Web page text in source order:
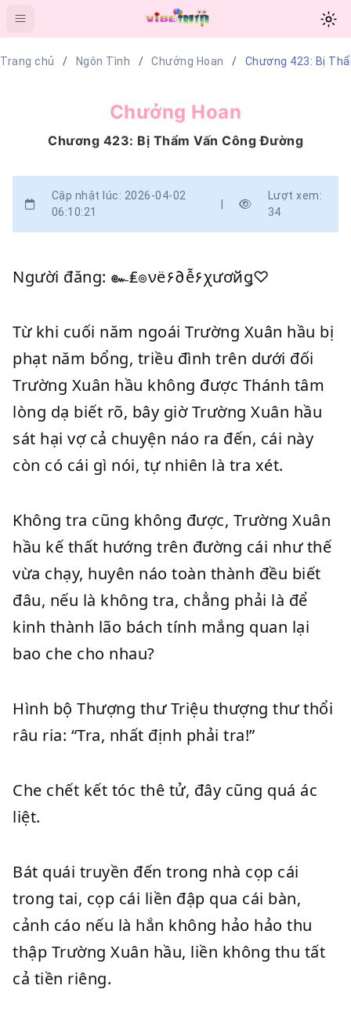
Trang chủ Ngôn Tình Chưởng Hoan Chương 423: Bị
Chưởng Hoan
Chương 423: Bị Thẩm Vấn Công Đường
Cập nhật lúc: 2026-04-02
06:10:21
|
Lượt xem:
34
Người đăng: ๛₤๏νë۶∂ễ۶χươйǥ♡
Từ khi cuối năm ngoái Trường Xuân hầu bị
phạt năm bổng, triều đình trên dưới đối
Trường Xuân hầu không được Thánh tâm
lòng dạ biết rõ, bây giờ Trường Xuân hầu
sát hại vợ cả chuyện náo ra đến, cái này
còn có cái gì nói, tự nhiên là tra xét.
Không tra cũng không được, Trường Xuân
hầu kế thất hướng trên đường cái như thế
vừa chạy, huyên náo toàn thành đều biết
đâu, nếu là không tra, chẳng phải là để
kinh thành lão bách tính mắng quan lại
bao che cho nhau?
Hình bộ Thượng thư Triệu thượng thư thổi
râu ria: “Tra, nhất định phải tra!”
Che chết kết tóc thê tử, đây cũng quá ác
liệt.
Bát quái truyền đến trong nhà cọp cái
trong tai, cọp cái liền đập qua cái bàn,
cảnh cáo nếu là hắn không hảo hảo thu
thập Trường Xuân hầu, liền không thu tất
cả tiền riêng.